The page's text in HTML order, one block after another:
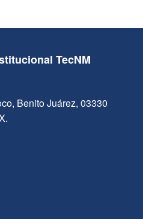
TecNM
Benito Juárez, 03330